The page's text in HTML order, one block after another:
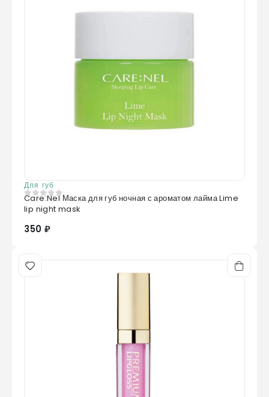
Для губ
0из 5
Care:Nel Маска для губ ночная с ароматом лайма Lime
lip night mask
350 ₽